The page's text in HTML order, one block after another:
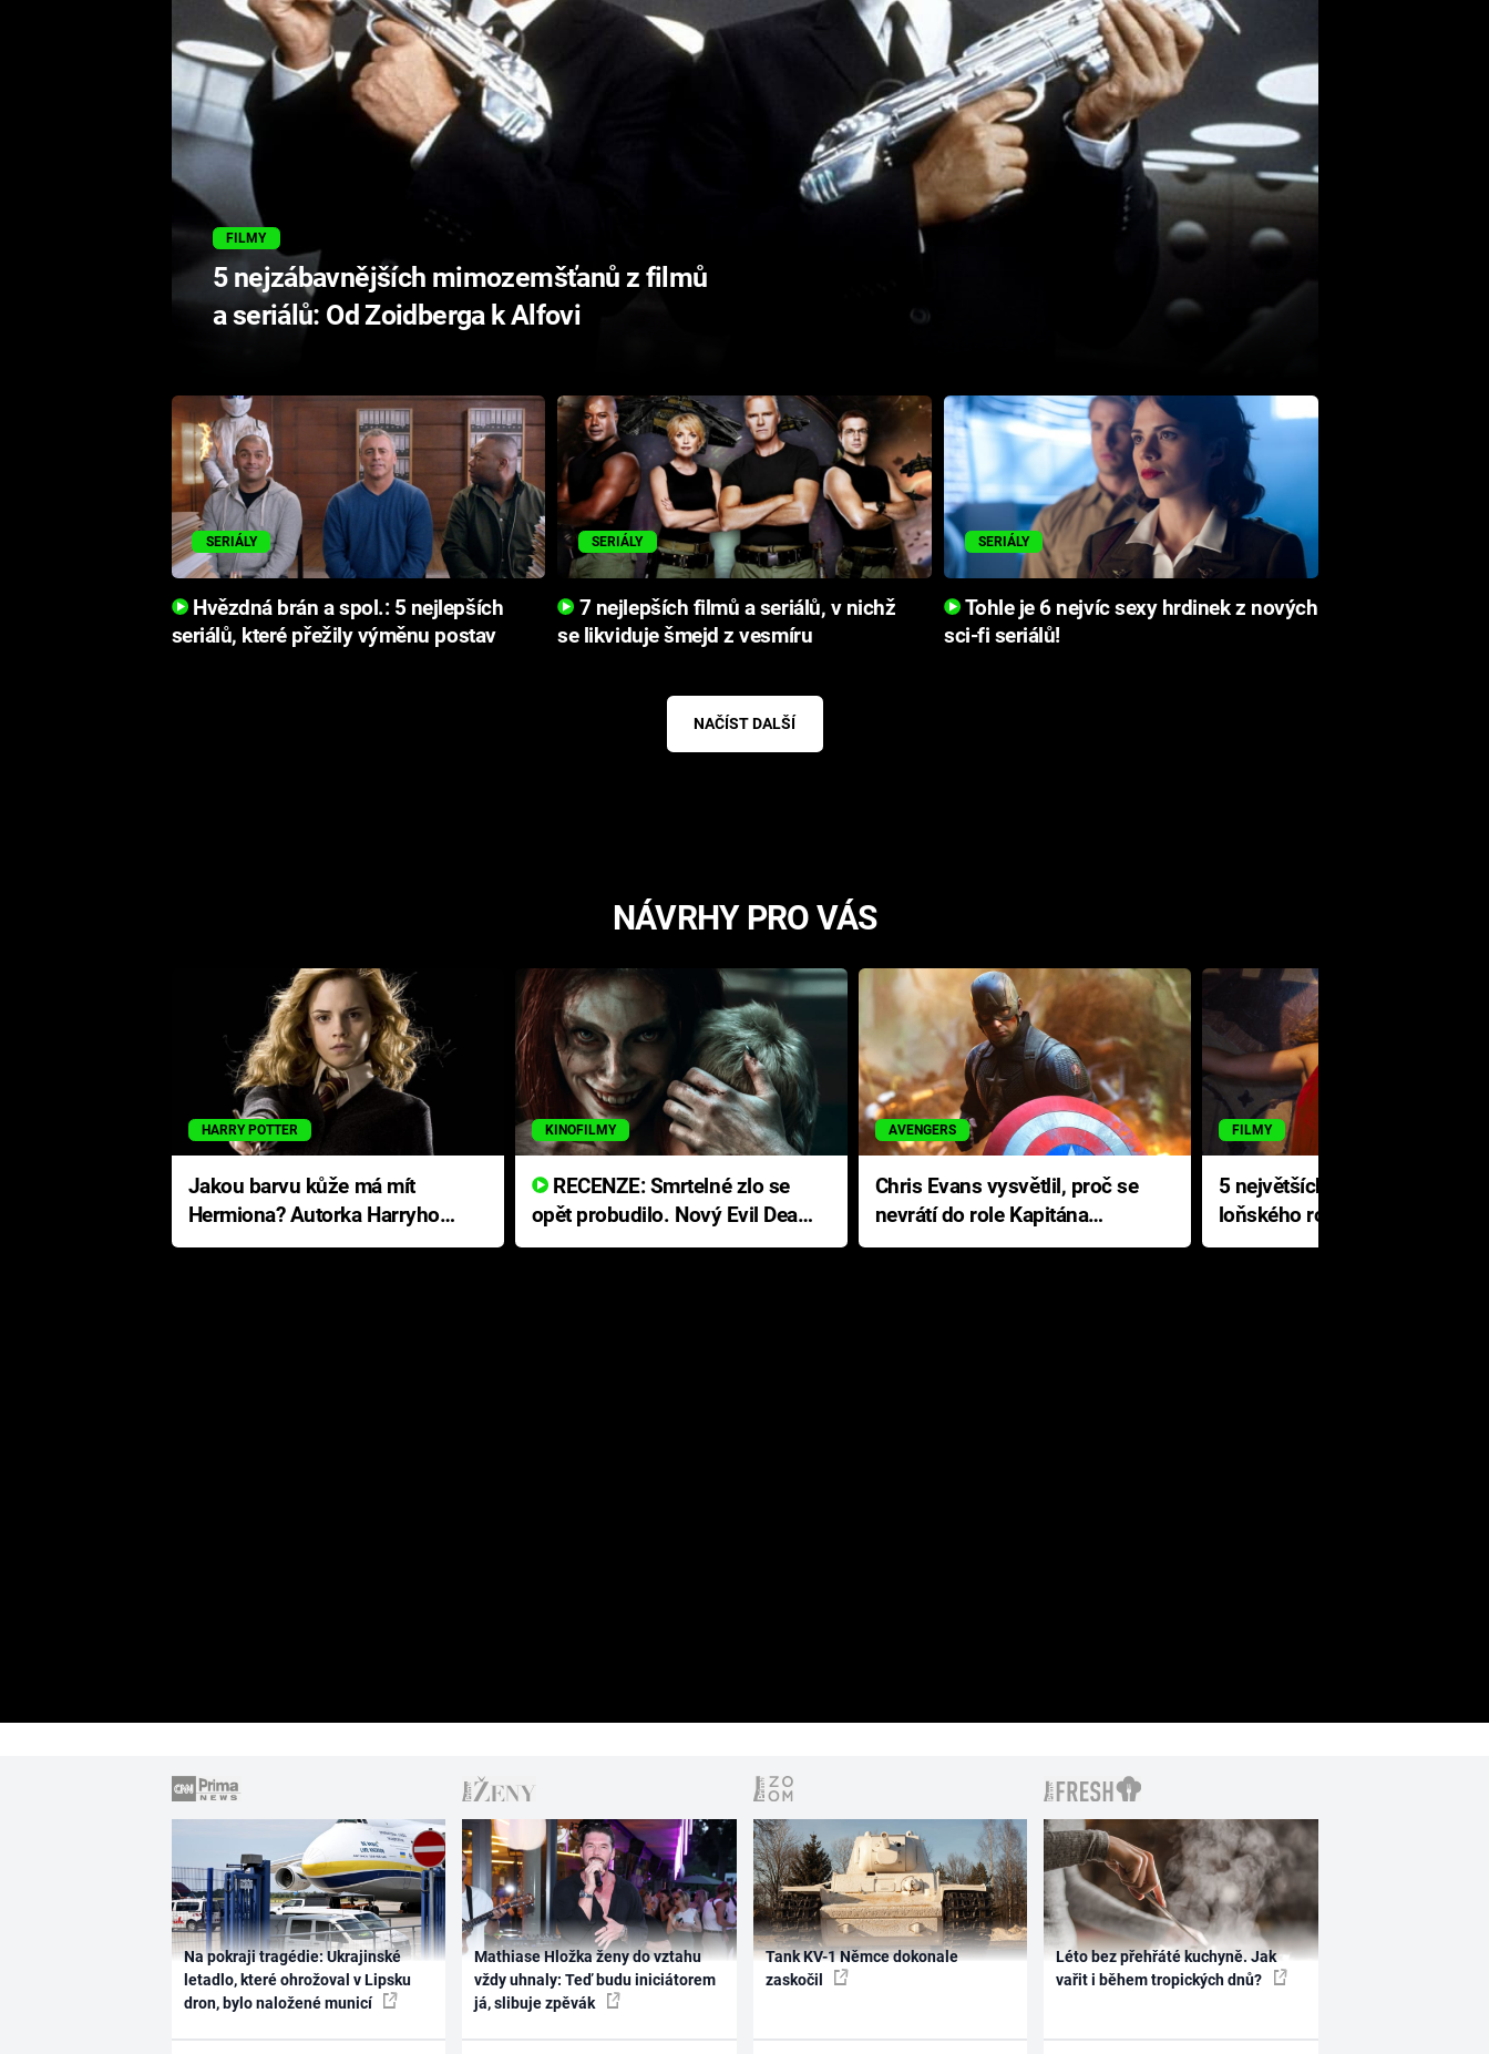
FILMY
5 nejzábavnějších mimozemšťanů z filmů
a seriálů: Od Zoidberga k Alfovi
SERIÁLY
Hvězdná brán a spol.: 5 nejlepších
seriálů, které přežily výměnu postav
SERIÁLY
7 nejlepších filmů a seriálů, v nichž
se likviduje šmejd z vesmíru
SERIÁLY
Tohle je 6 nejvíc sexy hrdinek z nových
sci-fi seriálů!
NAČÍST DALŠÍ
NÁVRHY PRO VÁS
HARRY POTTER
Jakou barvu kůže má mít
Hermiona? Autorka Harryho
Pottera přišla s ráznou
KINOFILMY
RECENZE: Smrtelné zlo se
opět probudilo. Nový Evil Dead
přichází s neodolatelnou
AVENGERS
Chris Evans vysvětlil, proč se
nevrátí do role Kapitána
Ameriky
FILMY
5 největších propadáků
loňského roku: Disney na
jediné katastrofě prodělal 200
Na pokraji tragédie: Ukrajinské
letadlo, které ohrožoval v Lipsku
dron, bylo naložené municí
Mathiase Hložka ženy do vztahu
vždy uhnaly: Teď budu iniciátorem
já, slibuje zpěvák
Tank KV-1 Němce dokonale
zaskočil
Léto bez přehřáté kuchyně. Jak
vařit i během tropických dnů?